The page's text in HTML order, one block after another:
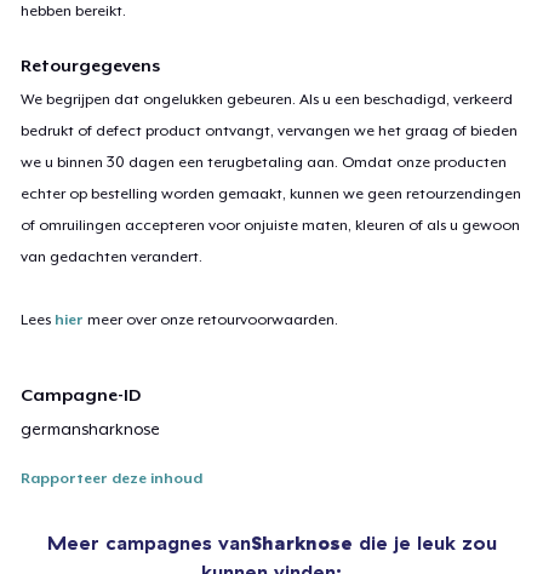
hebben bereikt.
Retourgegevens
We begrijpen dat ongelukken gebeuren. Als u een beschadigd, verkeerd
bedrukt of defect product ontvangt, vervangen we het graag of bieden
we u binnen 30 dagen een terugbetaling aan. Omdat onze producten
echter op bestelling worden gemaakt, kunnen we geen retourzendingen
of omruilingen accepteren voor onjuiste maten, kleuren of als u gewoon
van gedachten verandert.
Lees hier meer over onze retourvoorwaarden.
Campagne-ID
germansharknose
Rapporteer deze inhoud
Meer campagnes vanSharknose die je leuk zou